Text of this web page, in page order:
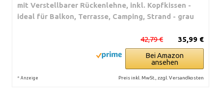
mit Verstellbarer Rückenlehne, inkl. Kopfkissen -
ideal für Balkon, Terrasse, Camping, Strand - grau
35,99 €
42,79 €
Bei Amazon
ansehen
* Anzeige Preis inkl. MwSt., zzgl. Versandkosten